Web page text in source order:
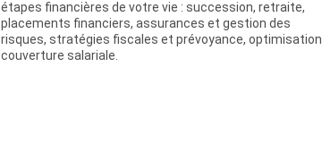
étapes financières de votre vie : succession, retraite,
placements financiers, assurances et gestion des
risques, stratégies fiscales et prévoyance, optimisation
couverture salariale.